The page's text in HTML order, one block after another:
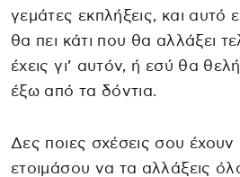
γεμάτες εκπλήξεις, και αυτό
θα πει κάτι που θα αλλάξει
έχεις γι’ αυτόν, ή εσύ θα
έξω από τα δόντια.
Δες ποιες σχέσεις σου έχουν
ετοιμάσου να τα αλλάξεις